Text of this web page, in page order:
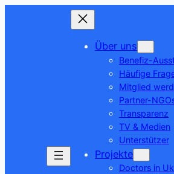
Über uns
Benefiz-
Häufige
Mitglied
Partner-
Transparenz
TV & Medien
Unterstützer
Projekte
Doctors in